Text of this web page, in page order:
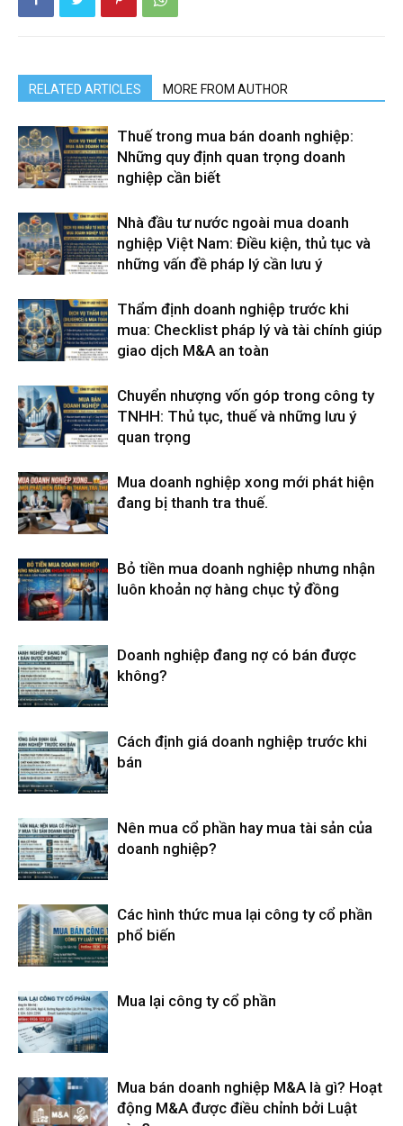
RELATED ARTICLES MORE FROM AUTHOR
Thuế trong mua bán doanh nghiệp:
Những quy định quan trọng doanh
nghiệp cần biết
Nhà đầu tư nước ngoài mua doanh
nghiệp Việt Nam: Điều kiện, thủ tục và
những vấn đề pháp lý cần lưu ý
Thẩm định doanh nghiệp trước khi
mua: Checklist pháp lý và tài chính giúp
giao dịch M&A an toàn
Chuyển nhượng vốn góp trong công ty
TNHH: Thủ tục, thuế và những lưu ý
quan trọng
Mua doanh nghiệp xong mới phát hiện
đang bị thanh tra thuế.
Bỏ tiền mua doanh nghiệp nhưng nhận
luôn khoản nợ hàng chục tỷ đồng
Doanh nghiệp đang nợ có bán được
không?
Cách định giá doanh nghiệp trước khi
bán
Nên mua cổ phần hay mua tài sản của
doanh nghiệp?
Các hình thức mua lại công ty cổ phần
phổ biến
Mua lại công ty cổ phần
Mua bán doanh nghiệp M&A là gì? Hoạt
động M&A được điều chỉnh bởi Luật